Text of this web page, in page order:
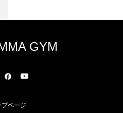
GYM
プページ